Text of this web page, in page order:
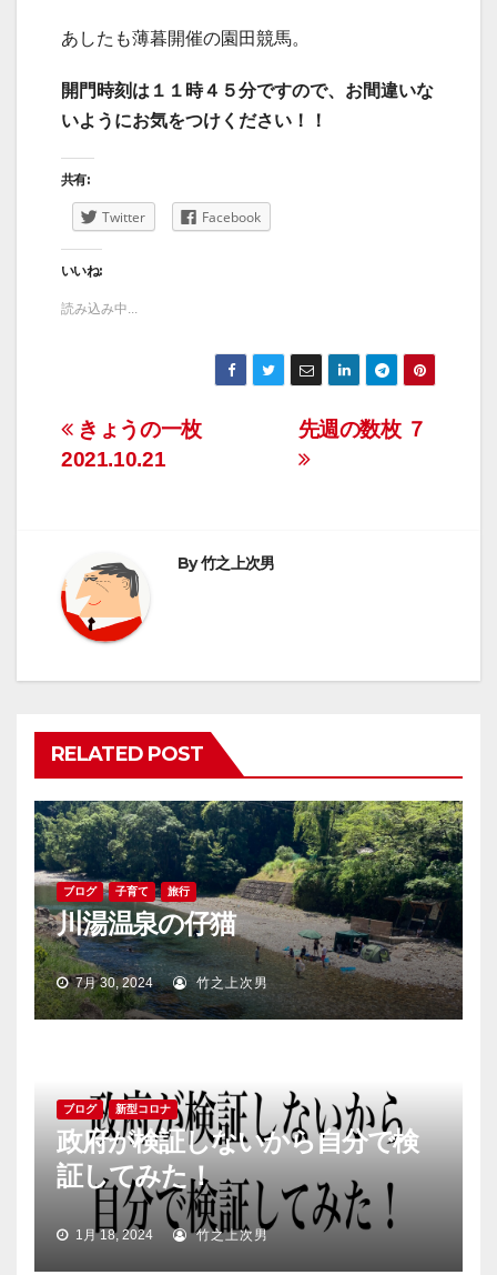
あしたも薄暮開催の園田競馬。
開門時刻は１１時４５分ですので、お間違いな
いようにお気をつけください！！
共有:
Twitter Facebook
いいね:
読み込み中...
投
ビ
ゲ
ョ
ン
先週の数枚 ７
きょうの一枚
2021.10.21
By竹之上次男
RELATED POST
ブログ 子育て 旅行
川湯温泉の仔猫
7月 30, 2024 竹之上次男
ブログ 新型コロナ
政府が検証しないから自分で検
証してみた！
1月 18, 2024 竹之上次男